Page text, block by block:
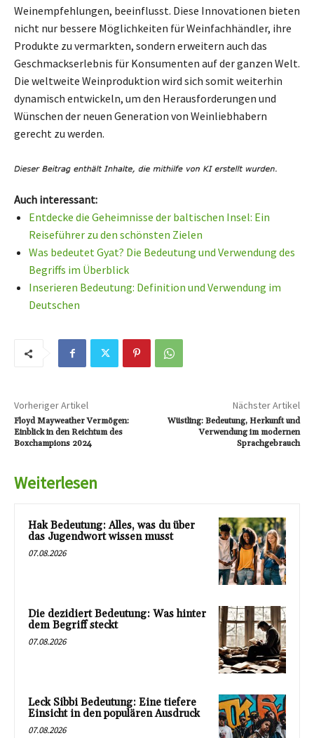
Weinempfehlungen, beeinflusst. Diese Innovationen bieten
nicht nur bessere Möglichkeiten für Weinfachhändler, ihre
Produkte zu vermarkten, sondern erweitern auch das
Geschmackserlebnis für Konsumenten auf der ganzen Welt.
Die weltweite Weinproduktion wird sich somit weiterhin
dynamisch entwickeln, um den Herausforderungen und
Wünschen der neuen Generation von Weinliebhabern
gerecht zu werden.
Auch interessant:
Entdecke die Geheimnisse der baltischen Insel: Ein
Reiseführer zu den schönsten Zielen
Was bedeutet Gyat? Die Bedeutung und Verwendung des
Begriffs im Überblick
Inserieren Bedeutung: Definition und Verwendung im
Deutschen
Vorheriger Artikel
Floyd Mayweather Vermögen:
Einblick in den Reichtum des
Boxchampions 2024
Nächster Artikel
Wüstling: Bedeutung, Herkunft und
Verwendung im modernen
Sprachgebrauch
Weiterlesen
Hak Bedeutung: Alles, was du über
das Jugendwort wissen musst
07.08.2026
Die dezidiert Bedeutung: Was hinter
dem Begriff steckt
07.08.2026
Leck Sibbi Bedeutung: Eine tiefere
Einsicht in den populären Ausdruck
07.08.2026